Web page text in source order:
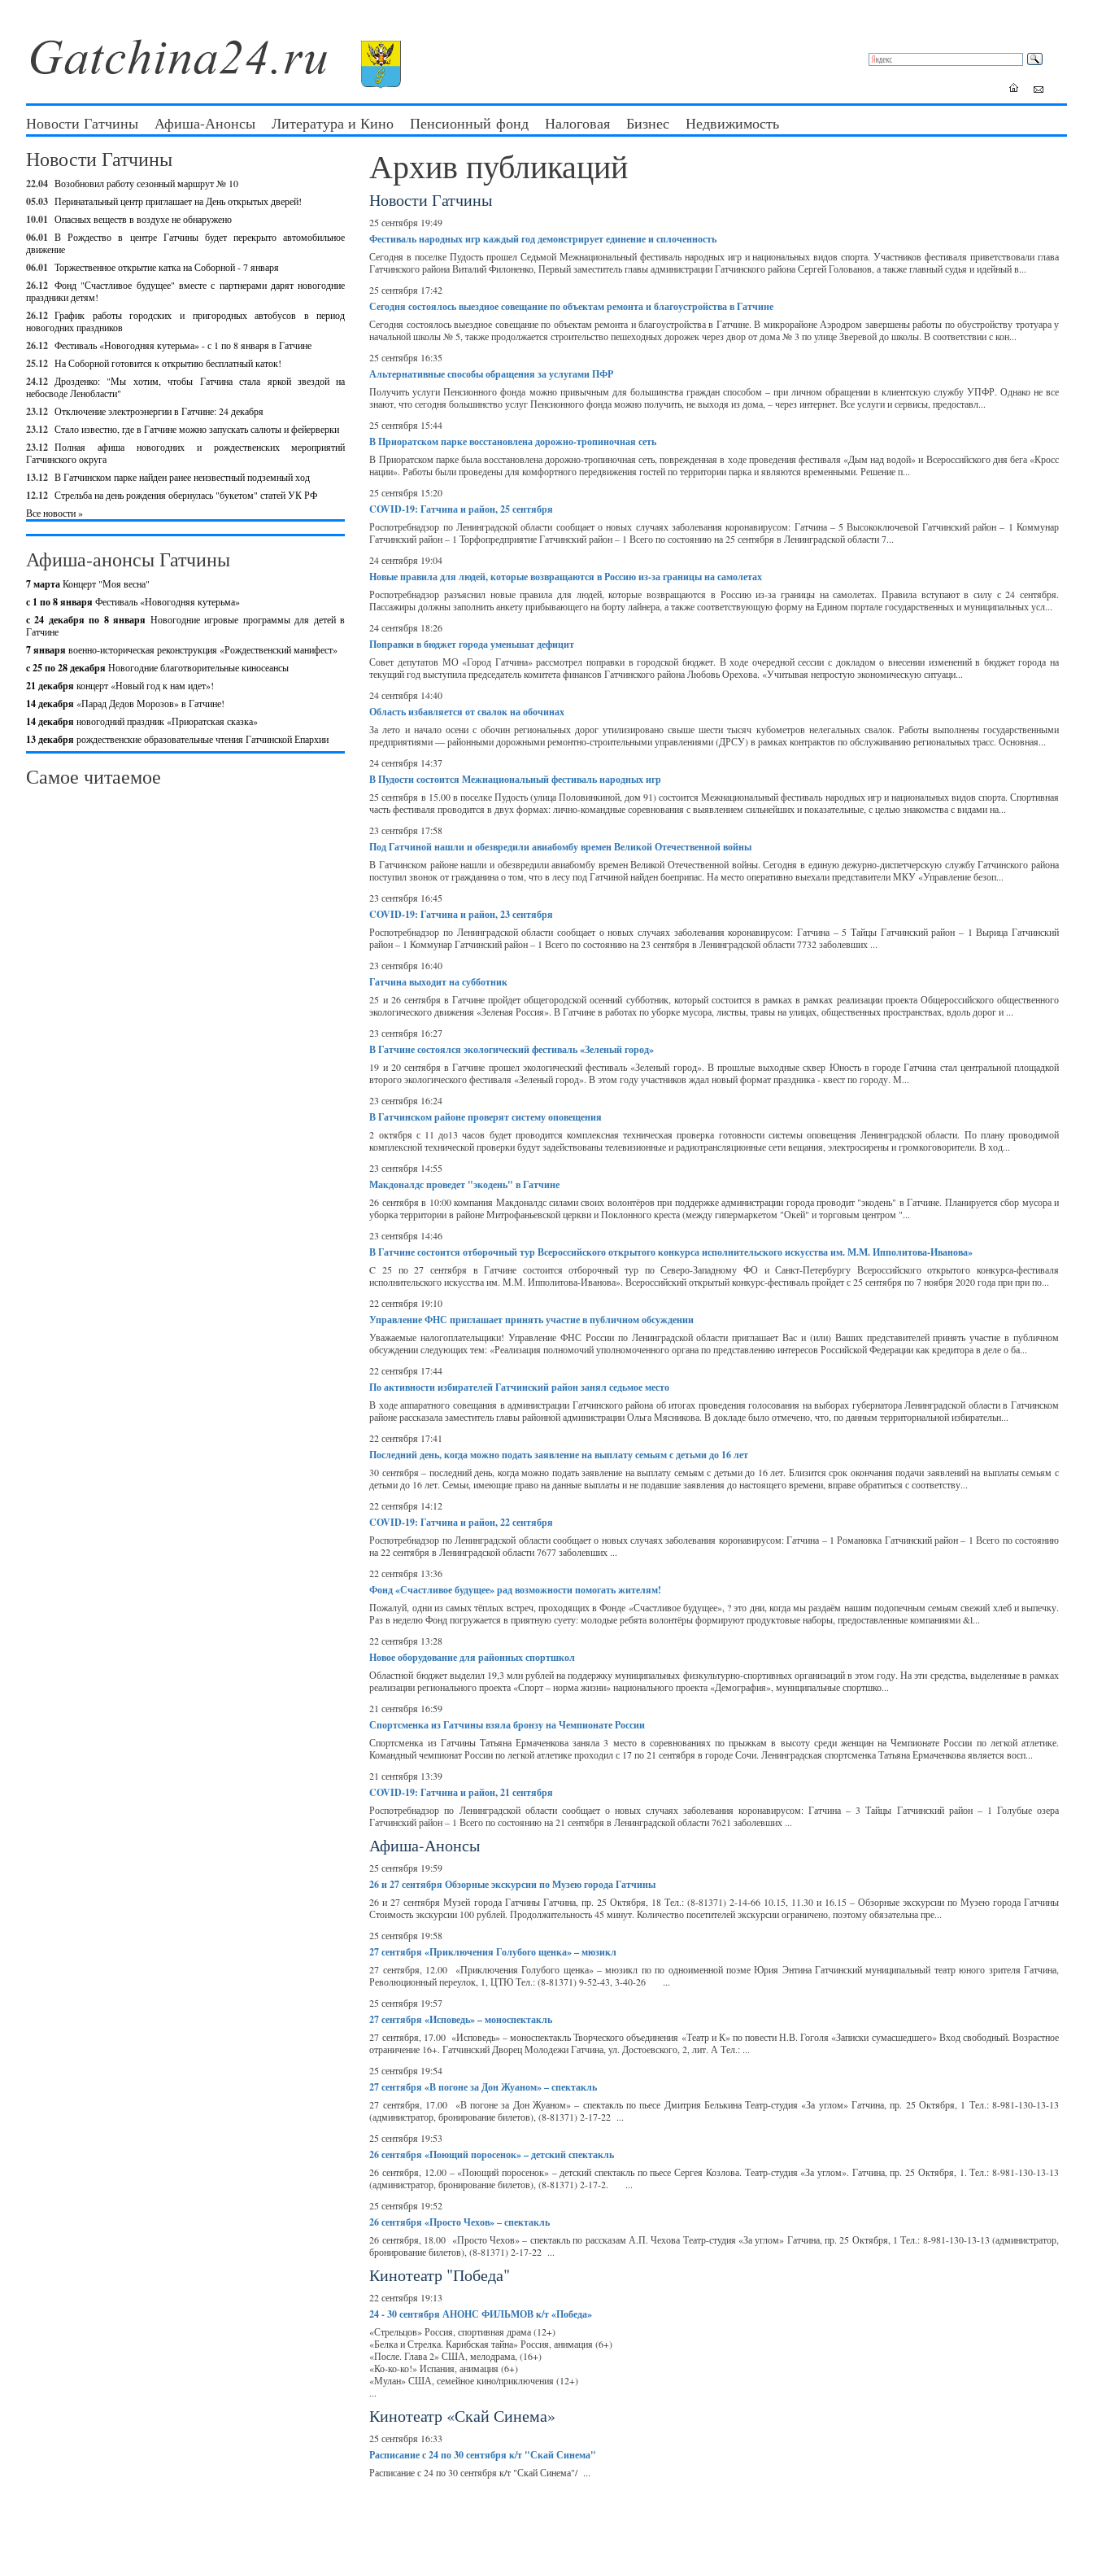
Новости Гатчины Афиша-Анонсы Литература и Кино Пенсионный фонд Налоговая Бизнес Недвижимость
Новости Гатчины
22.04 Возобновил работу сезонный маршрут № 10
05.03 Перинатальный центр приглашает на День открытых дверей!
10.01 Опасных веществ в воздухе не обнаружено
06.01 В Рождество в центре Гатчины будет перекрыто автомобильное
движение
06.01 Торжественное открытие катка на Соборной - 7 января
26.12 Фонд "Счастливое будущее" вместе с партнерами дарят новогодние
праздники детям!
26.12 График работы городских и пригородных автобусов в период
новогодних праздников
26.12 Фестиваль «Новогодняя кутерьма» - с 1 по 8 января в Гатчине
25.12 На Соборной готовится к открытию бесплатный каток!
24.12 Дрозденко: "Мы хотим, чтобы Гатчина стала яркой звездой на
небосводе Ленобласти"
23.12 Отключение электроэнергии в Гатчине: 24 декабря
23.12 Стало известно, где в Гатчине можно запускать салюты и фейерверки
23.12 Полная афиша новогодних и рождественских мероприятий
Гатчинского округа
13.12 В Гатчинском парке найден ранее неизвестный подземный ход
12.12 Стрельба на день рождения обернулась "букетом" статей УК РФ
Все новости »
Афиша-анонсы Гатчины
7 мартаКонцерт "Моя весна"
с 1 по 8 января Фестиваль «Новогодняя кутерьма»
с 24 декабря по 8 января Новогодние игровые программы для детей в
Гатчине
7 января военно-историческая реконструкция «Рождественский манифест»
c 25 по 28 декабря Новогодние благотворительные киносеансы
21 декабря концерт «Новый год к нам идет»!
14 декабря «Парад Дедов Морозов» в Гатчине!
14 декабря новогодний праздник «Приоратская сказка»
13 декабря рождественские образовательные чтения Гатчинской Епархии
Самое читаемое
Архив публикаций
Новости Гатчины
25 сентября 19:49
Фестиваль народных игр каждый год демонстрирует единение и сплоченность
Сегодня в поселке Пудость прошел Седьмой Межнациональный фестиваль народных игр и национальных видов спорта. Участников фестиваля приветствовали глава
Гатчинского района Виталий Филоненко, Первый заместитель главы администрации Гатчинского района Сергей Голованов, а также главный судья и идейный в...
25 сентября 17:42
Сегодня состоялось выездное совещание по объектам ремонта и благоустройства в Гатчине
Сегодня состоялось выездное совещание по объектам ремонта и благоустройства в Гатчине. В микрорайоне Аэродром завершены работы по обустройству тротуара у
начальной школы № 5, также продолжается строительство пешеходных дорожек через двор от дома № 3 по улице Зверевой до школы. В соответствии с кон...
25 сентября 16:35
Альтернативные способы обращения за услугами ПФР
Получить услуги Пенсионного фонда можно привычным для большинства граждан способом – при личном обращении в клиентскую службу УПФР. Однако не все
знают, что сегодня большинство услуг Пенсионного фонда можно получить, не выходя из дома, – через интернет. Все услуги и сервисы, предоставл...
25 сентября 15:44
В Приоратском парке восстановлена дорожно-тропиночная сеть
В Приоратском парке была восстановлена дорожно-тропиночная сеть, поврежденная в ходе проведения фестиваля «Дым над водой» и Всероссийского дня бега «Кросс
нации». Работы были проведены для комфортного передвижения гостей по территории парка и являются временными. Решение п...
25 сентября 15:20
COVID-19: Гатчина и район, 25 сентября
Роспотребнадзор по Ленинградской области сообщает о новых случаях заболевания коронавирусом: Гатчина – 5 Высокоключевой Гатчинский район – 1 Коммунар
Гатчинский район – 1 Торфопредприятие Гатчинский район – 1 Всего по состоянию на 25 сентября в Ленинградской области 7...
24 сентября 19:04
Новые правила для людей, которые возвращаются в Россию из-за границы на самолетах
Роспотребнадзор разъяснил новые правила для людей, которые возвращаются в Россию из-за границы на самолетах. Правила вступают в силу с 24 сентября.
Пассажиры должны заполнить анкету прибывающего на борту лайнера, а также соответствующую форму на Едином портале государственных и муниципальных усл...
24 сентября 18:26
Поправки в бюджет города уменьшат дефицит
Совет депутатов МО «Город Гатчина» рассмотрел поправки в городской бюджет. В ходе очередной сессии с докладом о внесении изменений в бюджет города на
текущий год выступила председатель комитета финансов Гатчинского района Любовь Орехова. «Учитывая непростую экономическую ситуаци...
24 сентября 14:40
Область избавляется от свалок на обочинах
За лето и начало осени с обочин региональных дорог утилизировано свыше шести тысяч кубометров нелегальных свалок. Работы выполнены государственными
предприятиями — районными дорожными ремонтно-строительными управлениями (ДРСУ) в рамках контрактов по обслуживанию региональных трасс. Основная...
24 сентября 14:37
В Пудости состоится Межнациональный фестиваль народных игр
25 сентября в 15.00 в поселке Пудость (улица Половинкиной, дом 91) состоится Межнациональный фестиваль народных игр и национальных видов спорта. Спортивная
часть фестиваля проводится в двух формах: лично-командные соревнования с выявлением сильнейших и показательные, с целью знакомства с видами на...
23 сентября 17:58
Под Гатчиной нашли и обезвредили авиабомбу времен Великой Отечественной войны
В Гатчинском районе нашли и обезвредили авиабомбу времен Великой Отечественной войны. Сегодня в единую дежурно-диспетчерскую службу Гатчинского района
поступил звонок от гражданина о том, что в лесу под Гатчиной найден боеприпас. На место оперативно выехали представители МКУ «Управление безоп...
23 сентября 16:45
COVID-19: Гатчина и район, 23 сентября
Роспотребнадзор по Ленинградской области сообщает о новых случаях заболевания коронавирусом: Гатчина – 5 Тайцы Гатчинский район – 1 Вырица Гатчинский
район – 1 Коммунар Гатчинский район – 1 Всего по состоянию на 23 сентября в Ленинградской области 7732 заболевших ...
23 сентября 16:40
Гатчина выходит на субботник
25 и 26 сентября в Гатчине пройдет общегородской осенний субботник, который состоится в рамках в рамках реализации проекта Общероссийского общественного
экологического движения «Зеленая Россия». В Гатчине в работах по уборке мусора, листвы, травы на улицах, общественных пространствах, вдоль дорог и ...
23 сентября 16:27
В Гатчине состоялся экологический фестиваль «Зеленый город»
19 и 20 сентября в Гатчине прошел экологический фестиваль «Зеленый город». В прошлые выходные сквер Юность в городе Гатчина стал центральной площадкой
второго экологического фестиваля «Зеленый город». В этом году участников ждал новый формат праздника - квест по городу. М...
23 сентября 16:24
В Гатчинском районе проверят систему оповещения
2 октября с 11 до13 часов будет проводится комплексная техническая проверка готовности системы оповещения Ленинградской области. По плану проводимой
комплексной технической проверки будут задействованы телевизионные и радиотрансляционные сети вещания, электросирены и громкоговорители. В ход...
23 сентября 14:55
Макдоналдс проведет "экодень" в Гатчине
26 сентября в 10:00 компания Макдоналдс силами своих волонтёров при поддержке администрации города проводит "экодень" в Гатчине. Планируется сбор мусора и
уборка территории в районе Митрофаньевской церкви и Поклонного креста (между гипермаркетом "Окей" и торговым центром "...
23 сентября 14:46
В Гатчине состоится отборочный тур Всероссийского открытого конкурса исполнительского искусства им. М.М. Ипполитова-Иванова»
C 25 по 27 сентября в Гатчине состоится отборочный тур по Северо-Западному ФО и Санкт-Петербургу Всероссийского открытого конкурса-фестиваля
исполнительского искусства им. М.М. Ипполитова-Иванова». Всероссийский открытый конкурс-фестиваль пройдет с 25 сентября по 7 ноября 2020 года при при по...
22 сентября 19:10
Управление ФНС приглашает принять участие в публичном обсуждении
Уважаемые налогоплательщики! Управление ФНС России по Ленинградской области приглашает Вас и (или) Ваших представителей принять участие в публичном
обсуждении следующих тем: «Реализация полномочий уполномоченного органа по представлению интересов Российской Федерации как кредитора в деле о ба...
22 сентября 17:44
По активности избирателей Гатчинский район занял седьмое место
В ходе аппаратного совещания в администрации Гатчинского района об итогах проведения голосования на выборах губернатора Ленинградской области в Гатчинском
районе рассказала заместитель главы районной администрации Ольга Мясникова. В докладе было отмечено, что, по данным территориальной избирательн...
22 сентября 17:41
Последний день, когда можно подать заявление на выплату семьям с детьми до 16 лет
30 сентября – последний день, когда можно подать заявление на выплату семьям с детьми до 16 лет. Близится срок окончания подачи заявлений на выплаты семьям с
детьми до 16 лет. Семьи, имеющие право на данные выплаты и не подавшие заявления до настоящего времени, вправе обратиться с соответству...
22 сентября 14:12
COVID-19: Гатчина и район, 22 сентября
Роспотребнадзор по Ленинградской области сообщает о новых случаях заболевания коронавирусом: Гатчина – 1 Романовка Гатчинский район – 1 Всего по состоянию
на 22 сентября в Ленинградской области 7677 заболевших ...
22 сентября 13:36
Фонд «Счастливое будущее» рад возможности помогать жителям!
Пожалуй, одни из самых тёплых встреч, проходящих в Фонде «Счастливое будущее», ? это дни, когда мы раздаём нашим подопечным семьям свежий хлеб и выпечку.
Раз в неделю Фонд погружается в приятную суету: молодые ребята волонтёры формируют продуктовые наборы, предоставленные компаниями &l...
22 сентября 13:28
Новое оборудование для районных спортшкол
Областной бюджет выделил 19,3 млн рублей на поддержку муниципальных физкультурно-спортивных организаций в этом году. На эти средства, выделенные в рамках
реализации регионального проекта «Спорт – норма жизни» национального проекта «Демография», муниципальные спортшко...
21 сентября 16:59
Спортсменка из Гатчины взяла бронзу на Чемпионате России
Спортсменка из Гатчины Татьяна Ермаченкова заняла 3 место в соревнованиях по прыжкам в высоту среди женщин на Чемпионате России по легкой атлетике.
Командный чемпионат России по легкой атлетике проходил с 17 по 21 сентября в городе Сочи. Ленинградская спортсменка Татьяна Ермаченкова является восп...
21 сентября 13:39
COVID-19: Гатчина и район, 21 сентября
Роспотребнадзор по Ленинградской области сообщает о новых случаях заболевания коронавирусом: Гатчина – 3 Тайцы Гатчинский район – 1 Голубые озера
Гатчинский район – 1 Всего по состоянию на 21 сентября в Ленинградской области 7621 заболевших ...
Афиша-Анонсы
25 сентября 19:59
26 и 27 сентябряОбзорные экскурсии по Музею города Гатчины
26 и 27 сентября Музей города Гатчины Гатчина, пр. 25 Октября, 18 Тел.: (8-81371) 2-14-66 10.15, 11.30 и 16.15 – Обзорные экскурсии по Музею города Гатчины
Стоимость экскурсии 100 рублей. Продолжительность 45 минут. Количество посетителей экскурсии ограничено, поэтому обязательна пре...
25 сентября 19:58
27 сентября«Приключения Голубого щенка» – мюзикл
27 сентября, 12.00 «Приключения Голубого щенка» – мюзикл по по одноименной поэме Юрия Энтина Гатчинский муниципальный театр юного зрителя Гатчина,
Революционный переулок, 1, ЦТЮ Тел.: (8-81371) 9-52-43, 3-40-26 ...
25 сентября 19:57
27 сентября«Исповедь» – моноспектакль
27 сентября, 17.00 «Исповедь» – моноспектакль Творческого объединения «Театр и К» по повести Н.В. Гоголя «Записки сумасшедшего» Вход свободный. Возрастное
отраничение 16+. Гатчинский Дворец Молодежи Гатчина, ул. Достоевского, 2, лит. А Тел.: ...
25 сентября 19:54
27 сентября«В погоне за Дон Жуаном» – спектакль
27 сентября, 17.00 «В погоне за Дон Жуаном» – спектакль по пьесе Дмитрия Белькина Театр-студия «За углом» Гатчина, пр. 25 Октября, 1 Тел.: 8-981-130-13-13
(администратор, бронирование билетов), (8-81371) 2-17-22 ...
25 сентября 19:53
26 сентября«Поющий поросенок» – детский спектакль
26 сентября, 12.00 – «Поющий поросенок» – детский спектакль по пьесе Сергея Козлова. Театр-студия «За углом». Гатчина, пр. 25 Октября, 1. Тел.: 8-981-130-13-13
(администратор, бронирование билетов), (8-81371) 2-17-2. ...
25 сентября 19:52
26 сентября«Просто Чехов» – спектакль
26 сентября, 18.00 «Просто Чехов» – спектакль по рассказам А.П. Чехова Театр-студия «За углом» Гатчина, пр. 25 Октября, 1 Тел.: 8-981-130-13-13 (администратор,
бронирование билетов), (8-81371) 2-17-22 ...
Кинотеатр "Победа"
22 сентября 19:13
24 - 30 сентябряАНОНС ФИЛЬМОВ к/т «Победа»
«Стрельцов» Россия, спортивная драма (12+)
«Белка и Стрелка. Карибская тайна» Россия, анимация (6+)
«После. Глава 2» США, мелодрама, (16+)
«Ко-ко-ко!» Испания, анимация (6+)
«Мулан» США, семейное кино/приключения (12+)
...
Кинотеатр «Скай Синема»
25 сентября 16:33
Расписаниес 24 по 30 сентябряк/т "Скай Синема"
Расписание с 24 по 30 сентября к/т "Скай Синема"/ ...